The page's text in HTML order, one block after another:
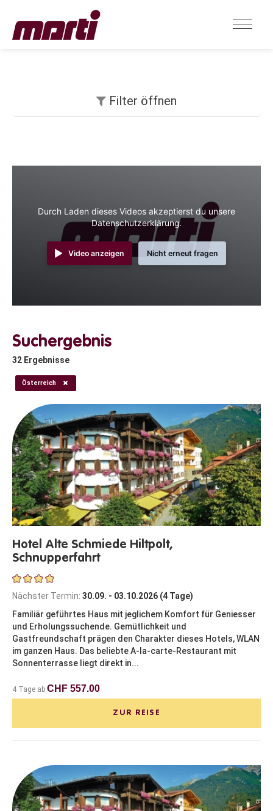
Filter öffnen
Durch Laden dieses Videos akzeptierst du unsere
Datenschutzerklärung.
Video anzeigen Nicht erneut fragen
Suchergebnis
32 Ergebnisse
Österreich
Hotel Alte Schmiede Hiltpolt,
Schnupperfahrt
Nächster Termin: 30.09. - 03.10.2026 (4 Tage)
Familiär geführtes Haus mit jeglichem Komfort für Geniesser
und Erholungssuchende. Gemütlichkeit und
Gastfreundschaft prägen den Charakter dieses Hotels, WLAN
im ganzen Haus. Das beliebte A-la-carte-Restaurant mit
Sonnenterrasse liegt direkt in...
4 Tage ab CHF 557.00
ZUR REISE